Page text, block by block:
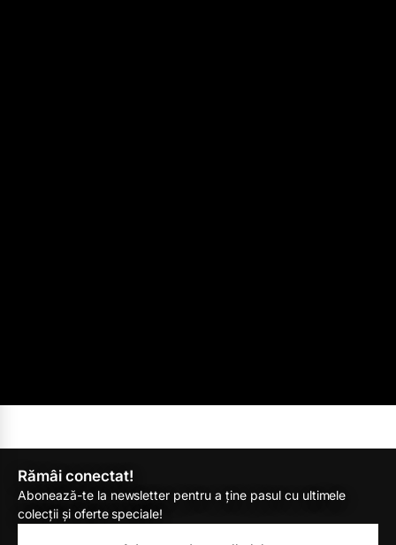
Rămâi conectat!
Abonează-te la newsletter pentru a ține pasul cu ultimele
colecții și oferte speciale!